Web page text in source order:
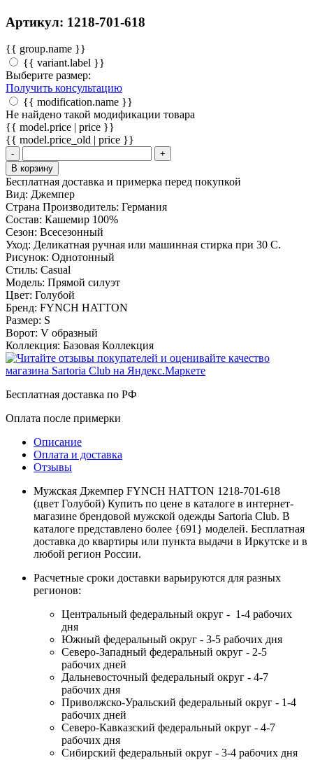
Артикул: 1218-701-618
{{ group.name }}
{{ variant.label }}
Выберите размер:
Получить консультацию
{{ modification.name }}
Не найдено такой модификации товара
{{ model.price | price }}
{{ model.price_old | price }}
-
+
В корзину
Бесплатная доставка и примерка перед покупкой
Вид: Джемпер
Страна Производитель: Германия
Состав: Кашемир 100%
Сезон: Всесезонный
Уход: Деликатная ручная или машинная стирка при 30 С.
Рисунок: Однотонный
Стиль: Casual
Модель: Прямой силуэт
Цвет: Голубой
Бренд: FYNCH HATTON
Размер: S
Ворот: V образный
Коллекция: Базовая Коллекция
Бесплатная доставка по РФ
Оплата после примерки
Описание
Оплата и доставка
Отзывы
Мужская Джемпер FYNCH HATTON 1218-701-618
(цвет Голубой) Купить по цене в каталоге в интернет-
магазине брендовой мужской одежды Sartoria Club. В
каталоге представлено более {691} моделей. Бесплатная
доставка до квартиры или пункта выдачи в Иркутске и в
любой регион России.
Расчетные сроки доставки варьируются для разных
регионов:
Центральный федеральный округ - 1-4 рабочих
дня
Южный федеральный округ - 3-5 рабочих дня
Северо-Западный федеральный округ - 2-5
рабочих дней
Дальневосточный федеральный округ - 4-7
рабочих дня
Приволжско-Уральский федеральный округ - 1-4
рабочих дней
Северо-Кавказский федеральный округ - 4-7
рабочих дня
Сибирский федеральный округ - 3-4 рабочих дня